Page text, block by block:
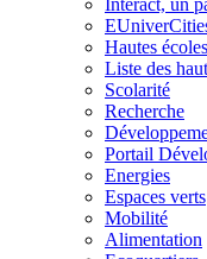
Hautes écoles
Liste des
Scolarité
Recherche
Portail
Energies
Espaces verts
Mobilité
Alimentation